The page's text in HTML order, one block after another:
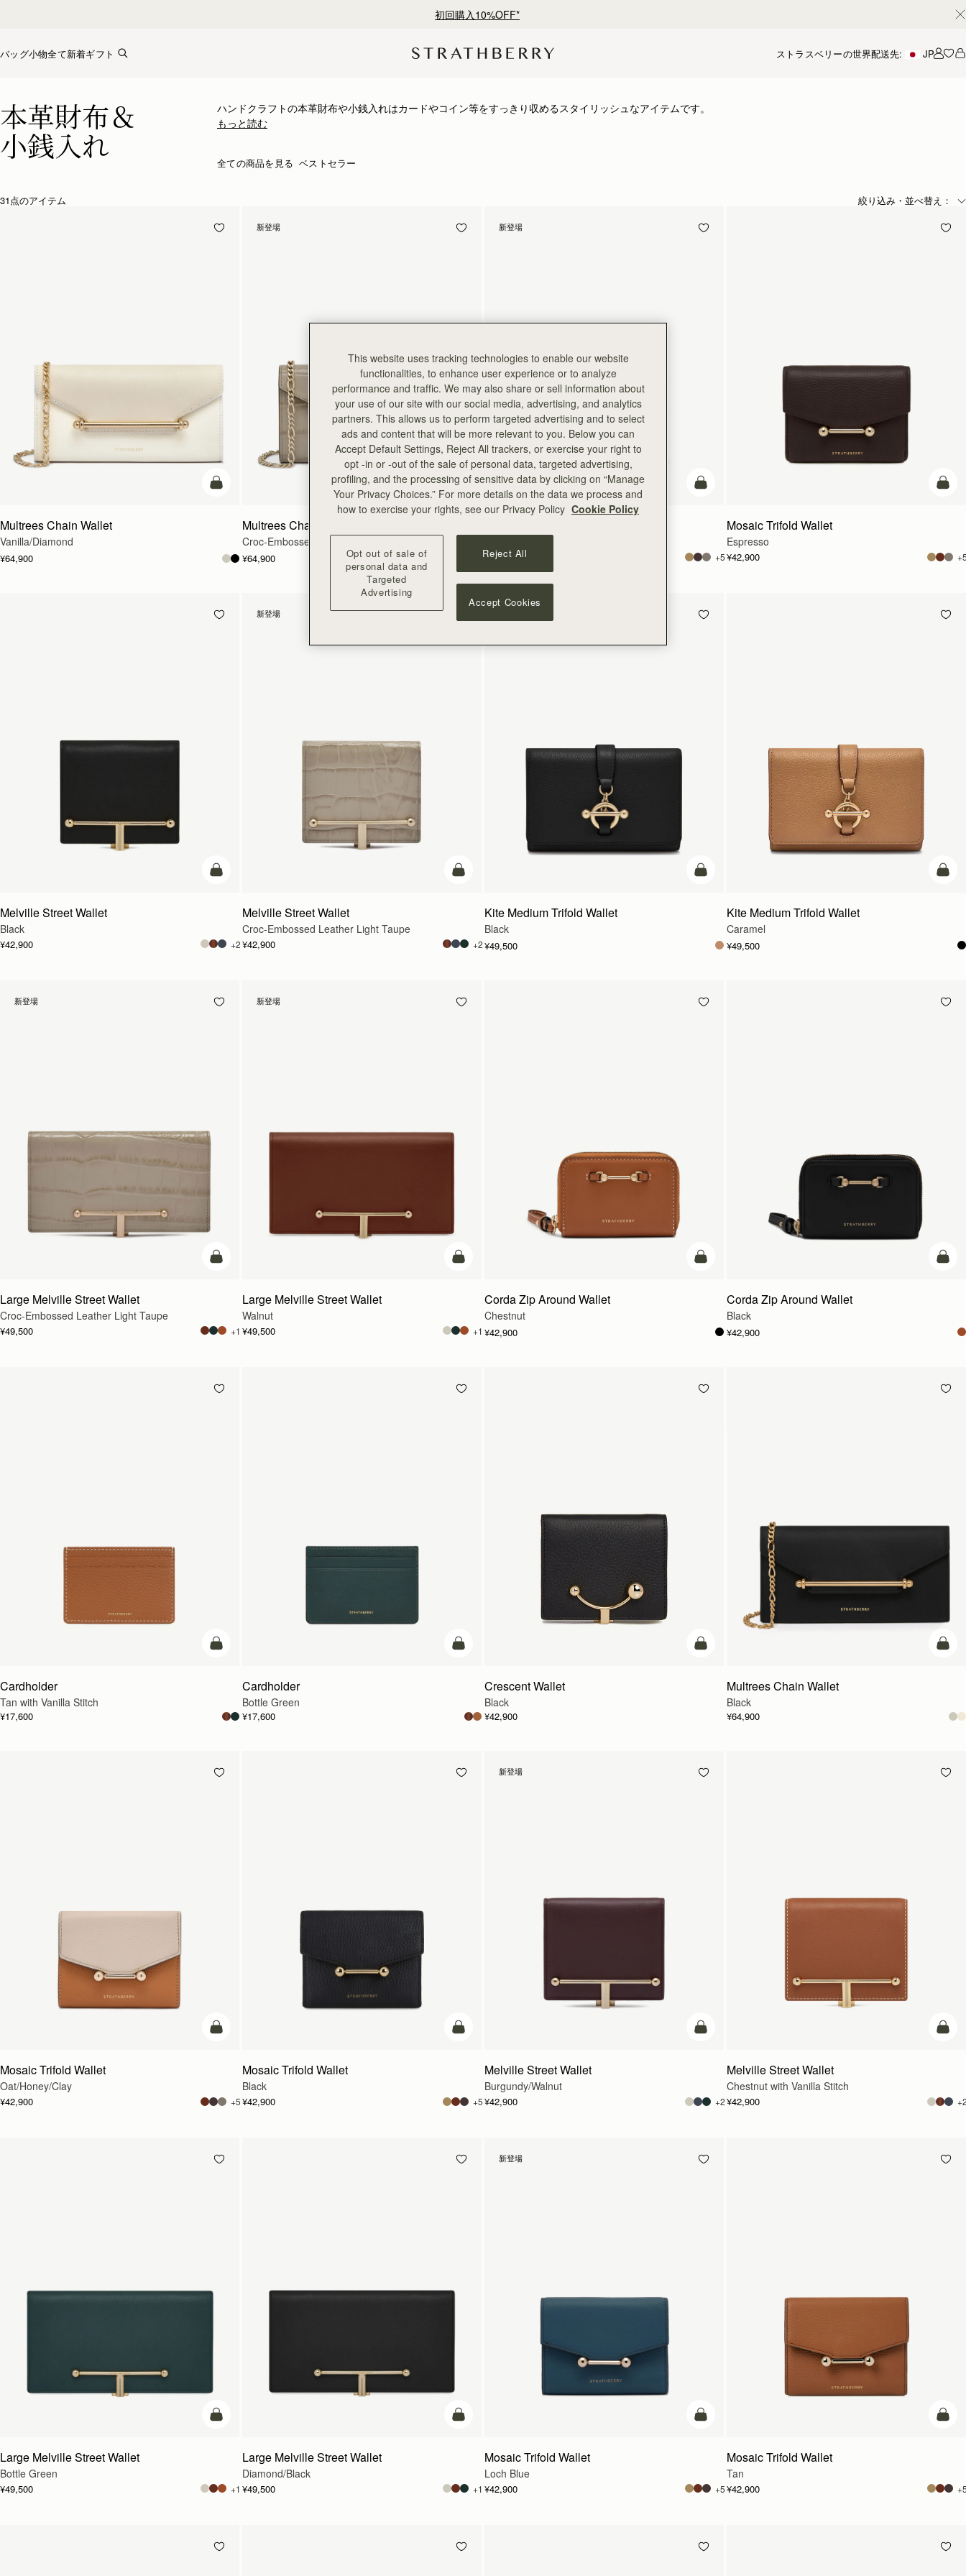
初回購入10%OFF*
バッグ小物全て新着ギフト ストラスベリーの世界配送先: JP アカ
本革財布＆
小銭入れ
ハンドクラフトの本革財布や小銭入れはカードやコイン等をすっきり収めるスタイリッシュなアイテムです。
もっと読む
全ての商品を見る ベストセラー
31点のアイテム 絞り込み・並べ替え：
カートに追加
Multrees Chain Wallet
Vanilla/Diamond
¥64,900
新登場
カートに追加
Multrees Chain Wallet
Croc-Embossed Leather Light Taupe
¥64,900
新登場
カートに追加
¥42,900 +5
カー
Mosaic Trifold Wallet
Espresso
¥42,900
カートに追加
Melville Street Wallet
Black
¥42,900 +2
新登場
カートに追加
Melville Street Wallet
Croc-Embossed Leather Light Taupe
¥42,900 +2
カートに追加
Kite Medium Trifold Wallet
Black
¥49,500
カー
Kite Medium Trifold Wallet
Caramel
¥49,500
新登場
カートに追加
Large Melville Street Wallet
Croc-Embossed Leather Light Taupe
¥49,500 +1
新登場
カートに追加
Large Melville Street Wallet
Walnut
¥49,500 +1
カートに追加
Corda Zip Around Wallet
Chestnut
¥42,900
カー
Corda Zip Around Wallet
Black
¥42,900
カートに追加
Cardholder
Tan with Vanilla Stitch
¥17,600
カートに追加
Cardholder
Bottle Green
¥17,600
カートに追加
Crescent Wallet
Black
¥42,900
カー
Multrees Chain Wallet
Black
¥64,900
カートに追加
Mosaic Trifold Wallet
Oat/Honey/Clay
¥42,900 +5
カートに追加
Mosaic Trifold Wallet
Black
¥42,900 +5
新登場
カートに追加
Melville Street Wallet
Burgundy/Walnut
¥42,900 +2
カー
Melville Street Wallet
Chestnut with Vanilla Stitch
¥42,900
カートに追加
Large Melville Street Wallet
Bottle Green
¥49,500 +1
カートに追加
Large Melville Street Wallet
Diamond/Black
¥49,500 +1
新登場
カートに追加
Mosaic Trifold Wallet
Loch Blue
¥42,900 +5
カー
Mosaic Trifold Wallet
Tan
¥42,900
This website uses tracking technologies to enable our website
functionalities, to enhance user experience or to analyze
performance and traffic. We may also share or sell information about
your use of our site with our social media, advertising, and analytics
partners. This allows us to perform targeted advertising and to select
ads and content that will be more relevant to you. Below you can
Accept Default Settings, Reject All trackers, or exercise your right to
opt -in or -out of the sale of personal data, targeted advertising,
profiling, and the processing of sensitive data by clicking on “Manage
Your Privacy Choices.” For more details on the data we process and
how to exercise your rights, see our Privacy Policy Cookie Policy
Opt out of sale of
personal data and
Targeted
Advertising
Reject All
Accept Cookies